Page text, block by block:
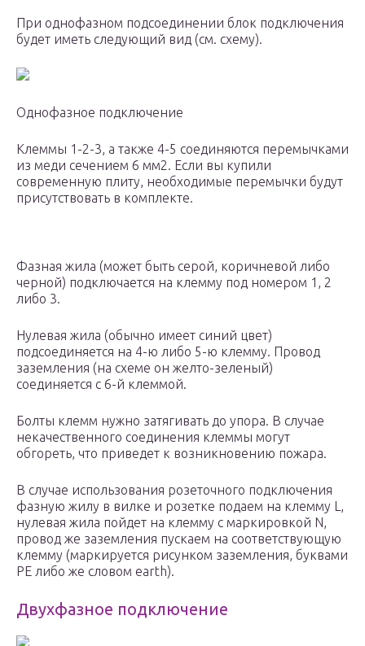
При однофазном подсоединении блок подключения
будет иметь следующий вид (см. схему).
Однофазное подключение
Клеммы 1-2-3, а также 4-5 соединяются перемычками
из меди сечением 6 мм2. Если вы купили
современную плиту, необходимые перемычки будут
присутствовать в комплекте.
Фазная жила (может быть серой, коричневой либо
черной) подключается на клемму под номером 1, 2
либо 3.
Нулевая жила (обычно имеет синий цвет)
подсоединяется на 4-ю либо 5-ю клемму. Провод
заземления (на схеме он желто-зеленый)
соединяется с 6-й клеммой.
Болты клемм нужно затягивать до упора. В случае
некачественного соединения клеммы могут
обгореть, что приведет к возникновению пожара.
В случае использования розеточного подключения
фазную жилу в вилке и розетке подаем на клемму L,
нулевая жила пойдет на клемму с маркировкой N,
провод же заземления пускаем на соответствующую
клемму (маркируется рисунком заземления, буквами
РЕ либо же словом earth).
Двухфазное подключение